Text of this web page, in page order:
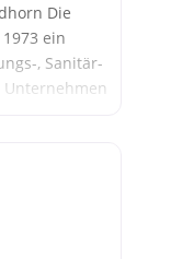
Die
ein
, Sanitär-